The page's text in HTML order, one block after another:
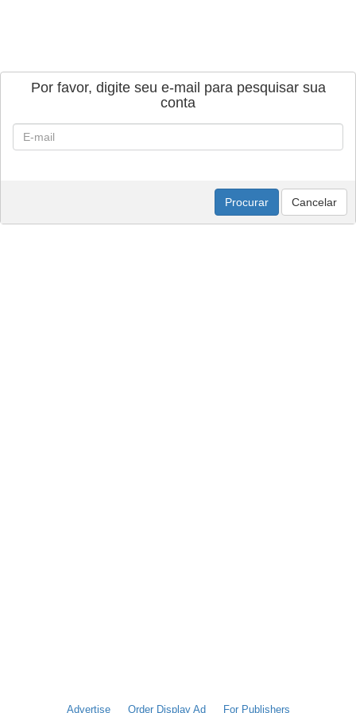
Por favor, digite seu e-mail para pesquisar sua
conta
Procurar Cancelar
Advertise Order Display Ad For Publishers